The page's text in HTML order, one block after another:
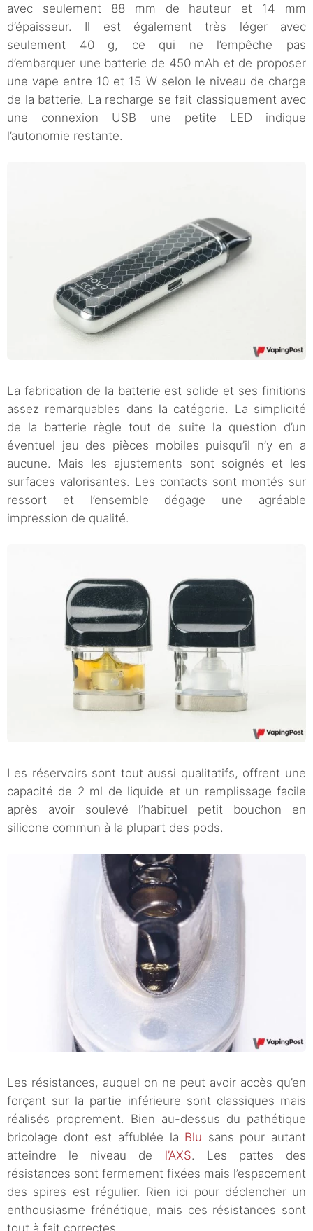
avec seulement 88 mm de hauteur et 14 mm
d’épaisseur. Il est également très léger avec
seulement 40 g, ce qui ne l’empêche pas
d’embarquer une batterie de 450 mAh et de proposer
une vape entre 10 et 15 W selon le niveau de charge
de la batterie. La recharge se fait classiquement avec
une connexion USB une petite LED indique
l’autonomie restante.
La fabrication de la batterie est solide et ses finitions
assez remarquables dans la catégorie. La simplicité
de la batterie règle tout de suite la question d’un
éventuel jeu des pièces mobiles puisqu’il n’y en a
aucune. Mais les ajustements sont soignés et les
surfaces valorisantes. Les contacts sont montés sur
ressort et l’ensemble dégage une agréable
impression de qualité.
Les réservoirs sont tout aussi qualitatifs, offrent une
capacité de 2 ml de liquide et un remplissage facile
après avoir soulevé l’habituel petit bouchon en
silicone commun à la plupart des pods.
Les résistances, auquel on ne peut avoir accès qu’en
forçant sur la partie inférieure sont classiques mais
réalisés proprement. Bien au-dessus du pathétique
bricolage dont est affublée la Blu sans pour autant
atteindre le niveau de l’AXS. Les pattes des
résistances sont fermement fixées mais l’espacement
des spires est régulier. Rien ici pour déclencher un
enthousiasme frénétique, mais ces résistances sont